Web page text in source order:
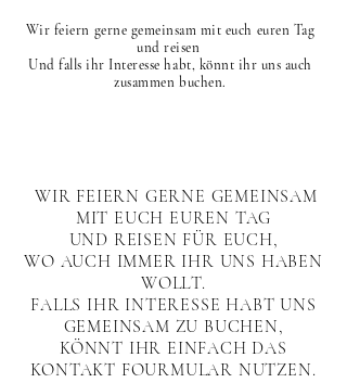
Wir feiern gerne gemeinsam mit euch euren Tag
und reisen
Und falls ihr Interesse habt, könnt ihr uns auch
zusammen buchen.
WIR FEIERN GERNE GEMEINSAM
MIT EUCH EUREN TAG
UND REISEN FÜR EUCH,
WO AUCH IMMER IHR UNS HABEN
WOLLT.
FALLS IHR INTERESSE HABT UNS
GEMEINSAM ZU BUCHEN,
KÖNNT IHR EINFACH DAS
KONTAKT FOURMULAR NUTZEN.